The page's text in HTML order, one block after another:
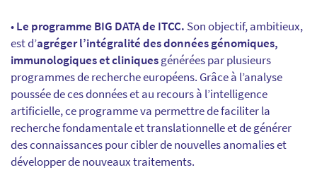
•Le programme BIG DATA de ITCC. Son objectif, ambitieux,
est d’agréger l’intégralité des données génomiques,
immunologiques et cliniquesgénérées par plusieurs
programmes de recherche européens. Grâce à l’analyse
poussée de ces données et au recours à l’intelligence
artificielle, ce programme va permettre de faciliter la
recherche fondamentale et translationnelle et de générer
des connaissances pour cibler de nouvelles anomalies et
développer de nouveaux traitements.